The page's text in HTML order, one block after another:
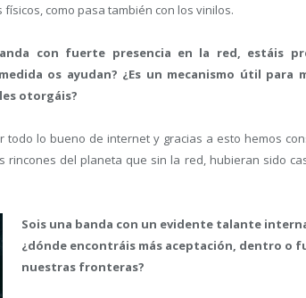
como pasa también con los vinilos.
con fuerte presencia en la red, estáis
os ayudan? ¿Es un mecanismo útil para
otorgáis?
todo lo bueno de internet y gracias a esto hemos
rincones del planeta que sin la red, hubieran sido
Sois una banda con un evidente talante
¿dónde encontráis más aceptación, dentro o
nuestras fronteras?